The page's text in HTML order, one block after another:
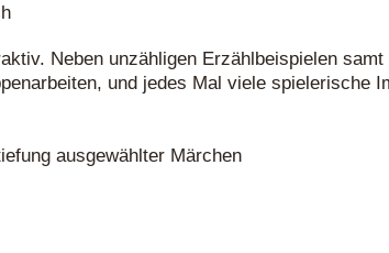
Neben unzähligen Erzählbeispielen samt
und jedes Mal viele spielerische
ausgewählter Märchen